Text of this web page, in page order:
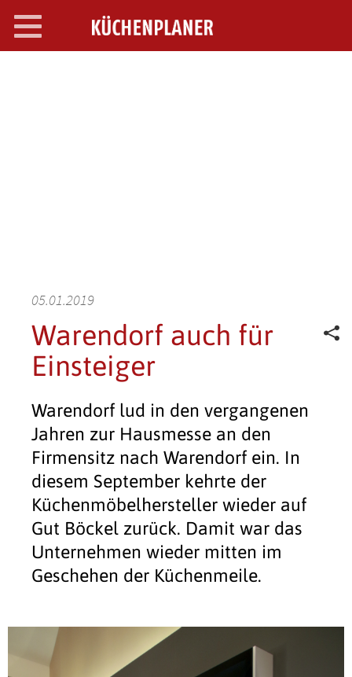
Toggle
navigation
05.01.2019
Warendorf auch für
Einsteiger
Warendorf lud in den vergangenen
Jahren zur Hausmesse an den
Firmensitz nach Warendorf ein. In
diesem September kehrte der
Küchenmöbelhersteller wieder auf
Gut Böckel zurück. Damit war das
Unternehmen wieder mitten im
Geschehen der Küchenmeile.